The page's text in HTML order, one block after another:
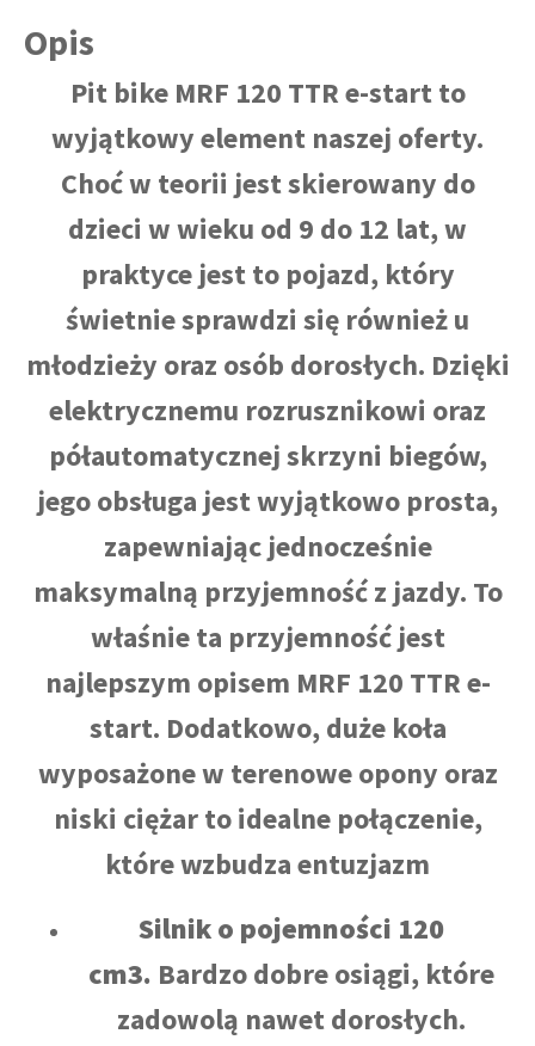
Opis
Pit bike MRF 120 TTR e-start to
wyjątkowy element naszej oferty.
Choć w teorii jest skierowany do
dzieci w wieku od 9 do 12 lat, w
praktyce jest to pojazd, który
świetnie sprawdzi się również u
młodzieży oraz osób dorosłych. Dzięki
elektrycznemu rozrusznikowi oraz
półautomatycznej skrzyni biegów,
jego obsługa jest wyjątkowo prosta,
zapewniając jednocześnie
maksymalną przyjemność z jazdy. To
właśnie ta przyjemność jest
najlepszym opisem MRF 120 TTR e-
start. Dodatkowo, duże koła
wyposażone w terenowe opony oraz
niski ciężar to idealne połączenie,
które wzbudza entuzjazm
Silnik o pojemności 120
cm3. Bardzo dobre osiągi, które
zadowolą nawet dorosłych.